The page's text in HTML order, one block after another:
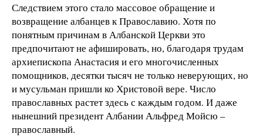
Следствием этого стало массовое обращение и
возвращение албанцев к Православию. Хотя по
понятным причинам в Албанской Церкви это
предпочитают не афишировать, но, благодаря трудам
архиепископа Анастасия и его многочисленных
помощников, десятки тысяч не только неверующих, но
и мусульман пришли ко Христовой вере. Число
православных растет здесь с каждым годом. И даже
нынешний президент Албании Альфред Мойсю –
православный.